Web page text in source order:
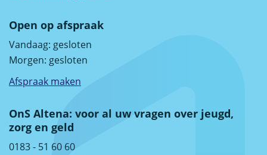
Open op afspraak
Vandaag: gesloten
Morgen: gesloten
Afspraak maken
OnS Altena: voor al uw vragen over jeugd,
zorg en geld
0183 - 51 60 60